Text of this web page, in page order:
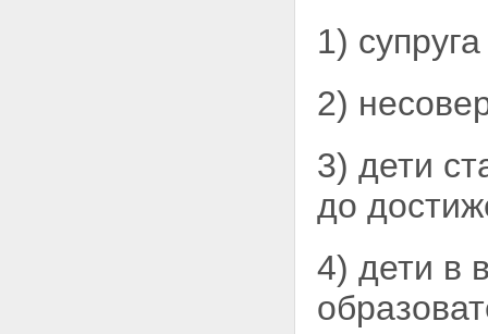
1)
2)
3) дети
до
4) дети в